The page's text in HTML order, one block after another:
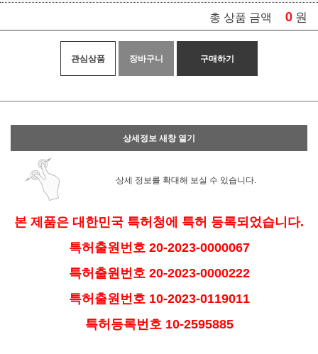
총 상품 금액 0 원
관심상품 장바구니 구매하기
상세정보 새창 열기
상세 정보를 확대해 보실 수 있습니다.
본 제품은 대한민국 특허청에 특허 등록되었습니다.
특허출원번호 20-2023-0000067
특허출원번호 20-2023-0000222
특허출원번호 10-2023-0119011
특허등록번호 10-2595885